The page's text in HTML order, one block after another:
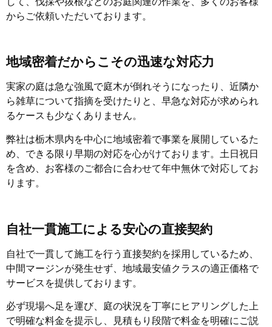
からご依頼いただいております。
地域密着だからこその迅速な対応力
実家の庭は急な強風で庭木が倒れそうになったり、近隣か
ら雑草について指摘を受けたりと、早急な対応が求められ
るケースも少なくありません。
弊社は栃木県内を中心に地域密着で事業を展開しているた
め、できる限り早期の対応を心がけております。土日祝日
を含め、お客様のご都合に合わせて年中無休で対応してお
ります。
自社一貫施工による安心の直接契約
自社で一貫して施工を行う直接契約を採用しているため、
中間マージンが発生せず、地域最安値クラスの適正価格で
サービスを提供しております。
必ず現場へ足を運び、庭の状況を丁寧にヒアリングした上
で明確な料金を提示し、見積もり段階で料金を明確にご説